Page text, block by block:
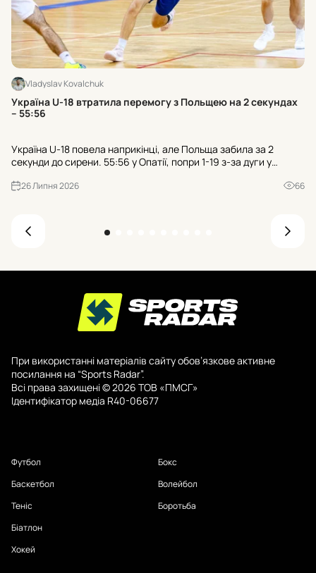
Vladyslav Kovalchuk
Україна U-18 втратила перемогу з Польщею на 2 секундах
– 55:56
Україна U-18 повела наприкінці, але Польща забила за 2
секунди до сирени. 55:56 у Опатії, попри 1-19 з-за дуги у
26 Липня 2026 66
При використанні матеріалів сайту обов’язкове активне
посилання на “Sports Radar”.
Всі права захищені © 2026 ТОВ «ПМСГ»
Ідентифікатор медіа R40-06677
Футбол
Баскетбол
Теніс
Біатлон
Хокей
Бокс
Волейбол
Боротьба